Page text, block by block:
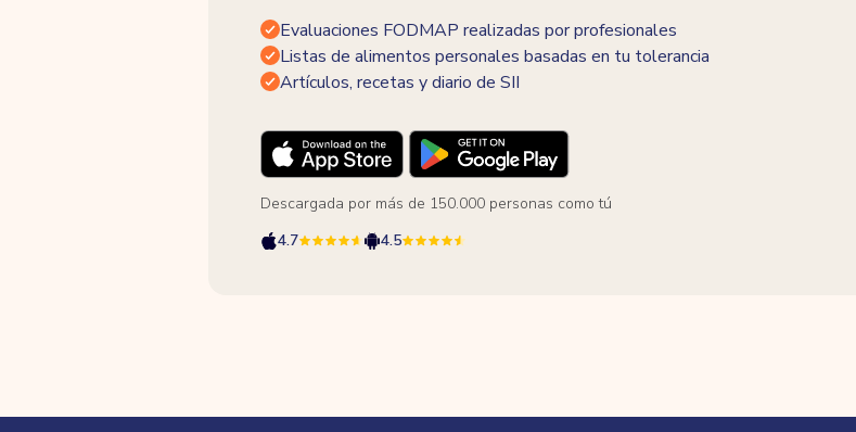
Evaluaciones FODMAP realizadas por profesionales
Listas de alimentos personales basadas en tu tolerancia
Artículos, recetas y diario de SII
Descargada por más de 150.000 personas como tú
4.7
4.5